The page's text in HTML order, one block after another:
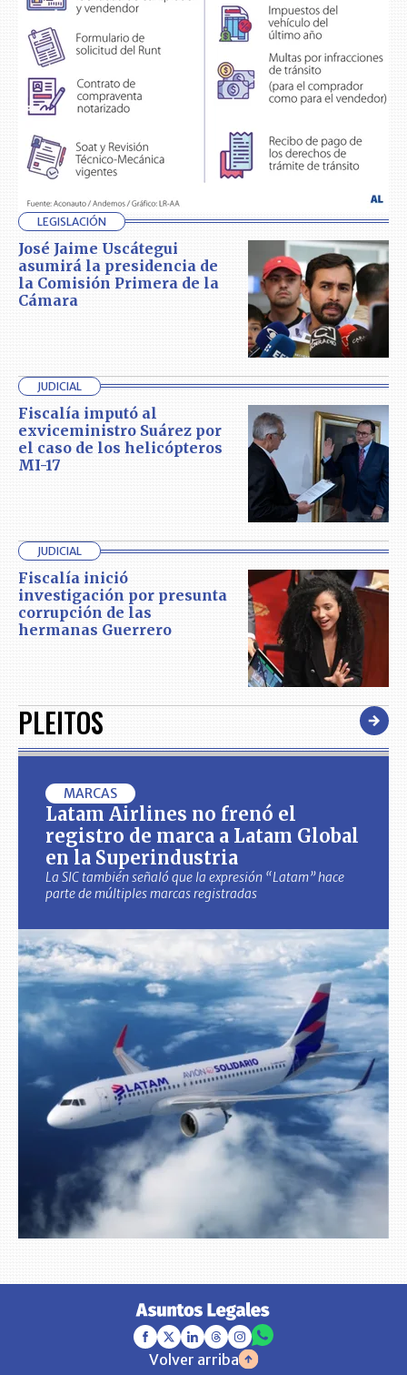
LEGISLACIÓN
José Jaime Uscátegui
asumirá la presidencia de
la Comisión Primera de la
Cámara
JUDICIAL
Fiscalía imputó al
exviceministro Suárez por
el caso de los helicópteros
MI-17
JUDICIAL
Fiscalía inició
investigación por presunta
corrupción de las
hermanas Guerrero
PLEITOS
MARCAS
Latam Airlines no frenó el
registro de marca a Latam Global
en la Superindustria
La SIC también señaló que la expresión “Latam” hace
parte de múltiples marcas registradas
Volver arriba